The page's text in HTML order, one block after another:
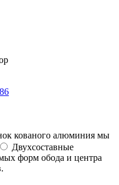
кованого алюминия мы
Двухсоставные
форм обода и центра